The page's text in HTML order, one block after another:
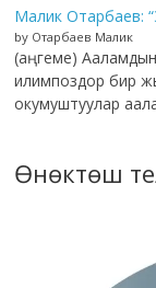
Малик Отарбаев:
by Отарбаев Малик
(аңгеме)
илимпоздор бир
окумуштуулар
Өнөктөш